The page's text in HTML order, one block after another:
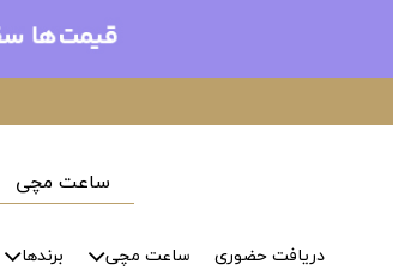
ساعت مچی
دریافت حضوری ساعت مچی برندها